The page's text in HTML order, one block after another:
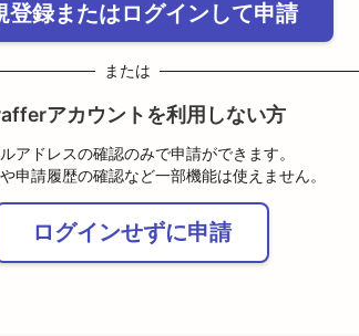
登録またはログインして申請
または
アカウントを利用しない方
アドレスの確認のみで申請ができます。
申請履歴の確認など一部機能は使えません。
ログインせずに申請